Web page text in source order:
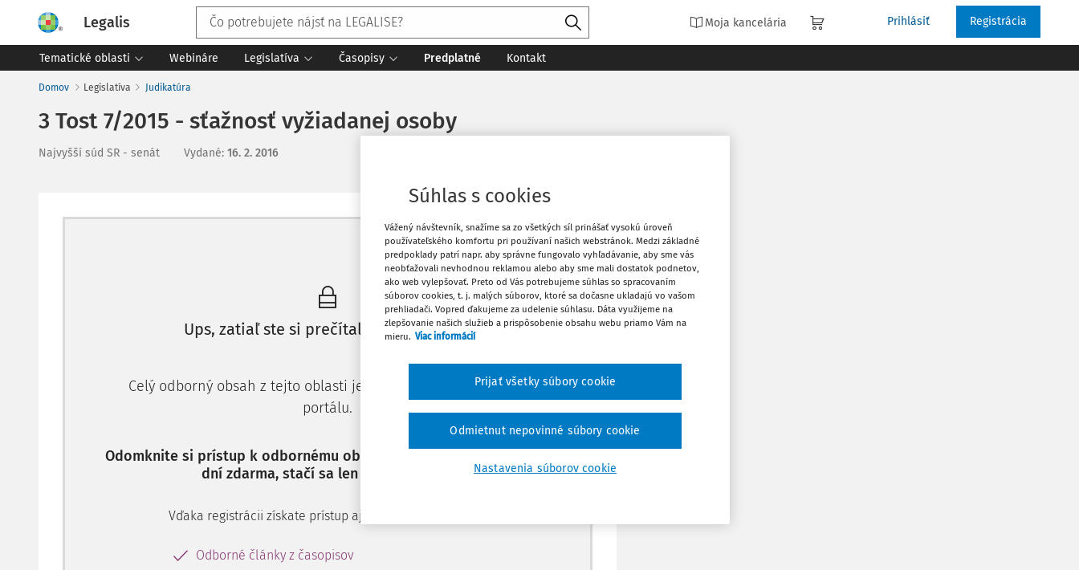
Legalis Moja kancelária Prihlásiť Registrácia
Tematické oblasti Webináre Legislatíva Časopisy Predplatné Kontakt
Domov Legislatíva Judikatúra
3 Tost 7/2015 - sťažnosť vyžiadanej osoby
Najvyšší súd SR - senát Vydané: 16. 2. 2016
Máte predplatné? Prihláste sa
Ups, zatiaľ ste si prečítali len začiatok...
Celý odborný obsah z tejto oblasti je dostupný predplatiteľom
portálu.
Odomknite si prístup k odbornému obsahu a získajte prístup na 10
dní zdarma, stačí sa len zaregistrovať.
Vďaka registrácii získate prístup aj k vybranému obsahu:
Odborné články z časopisov
Vytlačiť
Obľúbené
Stiahnuť
Súhlas s cookies
Vážený návštevník, snažíme sa zo všetkých síl prinášať vysokú úroveň
používateľského komfortu pri používaní našich webstránok. Medzi základné
predpoklady patrí napr. aby správne fungovalo vyhľadávanie, aby sme vás
neobťažovali nevhodnou reklamou alebo aby sme mali dostatok podnetov,
ako web vylepšovať. Preto od Vás potrebujeme súhlas so spracovaním
súborov cookies, t. j. malých súborov, ktoré sa dočasne ukladajú vo vašom
prehliadači. Vopred ďakujeme za udelenie súhlasu. Dáta využijeme na
zlepšovanie našich služieb a prispôsobenie obsahu webu priamo Vám na
mieru. Viac informácií
Nastavenia súborov cookie
Odmietnut nepovinné súbory cookie
Prijať všetky súbory cookie